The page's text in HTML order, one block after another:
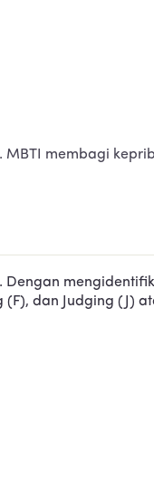
membagi
dan Judging (J)